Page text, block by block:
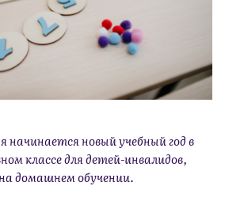
начинается новый учебный год в
классе для детей-инвалидов,
домашнем обучении.